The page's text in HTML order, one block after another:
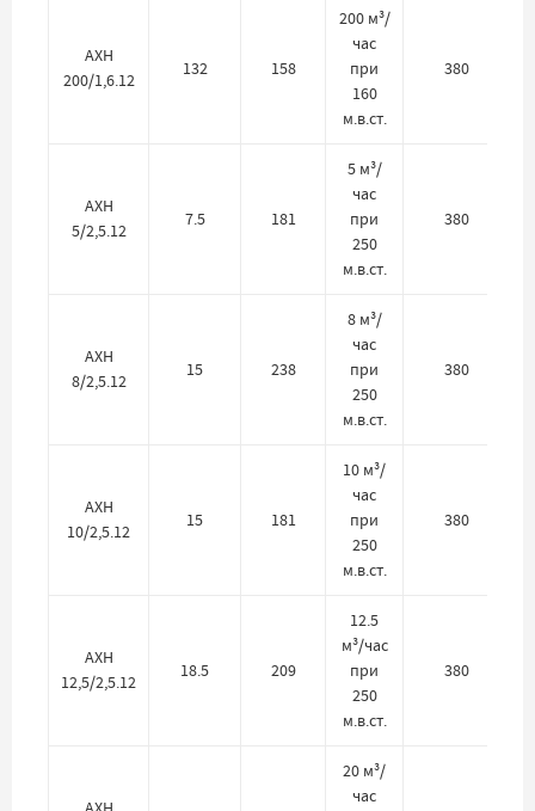
АХН
200/1,6.12
132 158
200 м³/
час
при
160
м.в.ст.
380
АХН
5/2,5.12
7.5 181
5 м³/
час
при
250
м.в.ст.
380
АХН
8/2,5.12
15 238
8 м³/
час
при
250
м.в.ст.
380
АХН
10/2,5.12
15 181
10 м³/
час
при
250
м.в.ст.
380
АХН
12,5/2,5.12
18.5 209
12.5
м³/час
при
250
м.в.ст.
380
20 м³/
час